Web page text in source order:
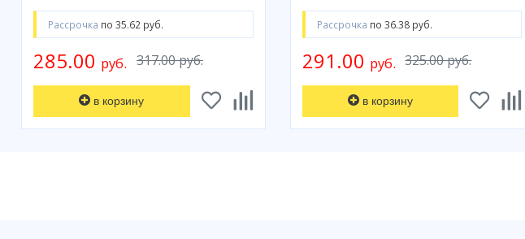
Рассрочка по 35.62 руб.
317.00 руб.
285.00 руб.
в корзину
Рассрочка по 36.38 руб.
325.00 руб.
291.00 руб.
в корзину